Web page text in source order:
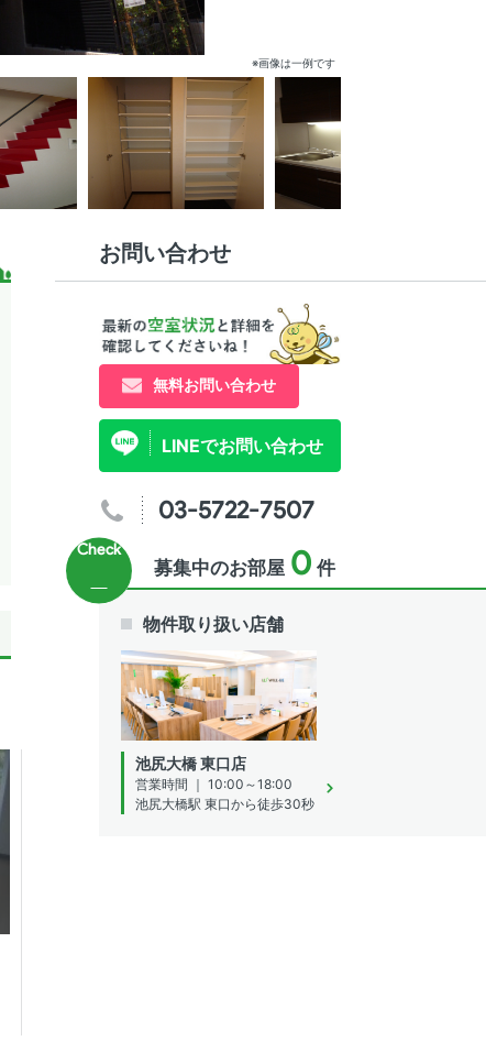
※画像は一例です
お問い合わせ
無料お問い合わせ
LINEでお問い合わせ
03-5722-7507
募集中のお部屋 0 件
物件取り扱い店舗
池尻大橋 東口店
営業時間 ｜ 10:00～18:00
池尻大橋駅 東口から徒歩30秒